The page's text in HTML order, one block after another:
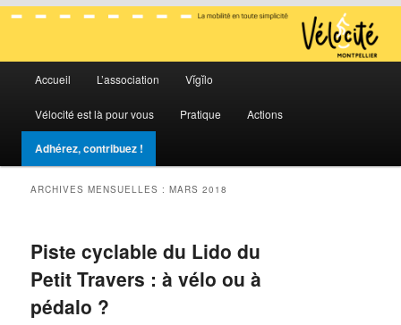
Vélocité Grand Montpellier
La mobilité en toute simplicité
Aller
au
contenu
principal
Aller
au
contenu
secondaire
Accueil L’association Vĭgĭlo
Vélocité est là pour vous Pratique Actions
Adhérez, contribuez !
ARCHIVES MENSUELLES :MARS 2018
Piste cyclable du Lido du
Petit Travers : à vélo ou à
pédalo ?